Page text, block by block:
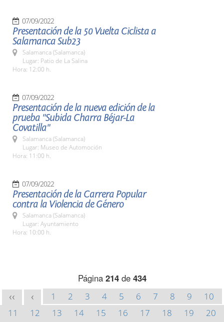
07/09/2022
Presentación de la 50 Vuelta Ciclista a
Salamanca Sub23
Salamanca (Salamanca)
Lugar: Patio de La Salina
Hora: 12:00 h.
07/09/2022
Presentación de la nueva edición de la
prueba "Subida Charra Béjar-La
Covatilla"
Salamanca (Salamanca)
Lugar: Museo de Automoción
Hora: 11:00 h.
07/09/2022
Presentación de la Carrera Popular
contra la Violencia de Género
Salamanca (Salamanca)
Lugar: Ayuntamiento
Hora: 10:00 h.
Página 214de 434
<< < 1 2 3 4 5 6 7 8 9
10
11
12 13 14 15 16 17 18 19
20